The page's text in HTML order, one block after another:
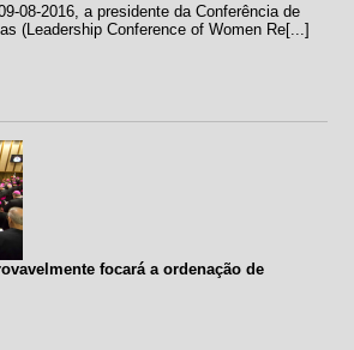
08-2016, a presidente da Conferência de
(Leadership Conference of Women Re[...]
focará a ordenação de